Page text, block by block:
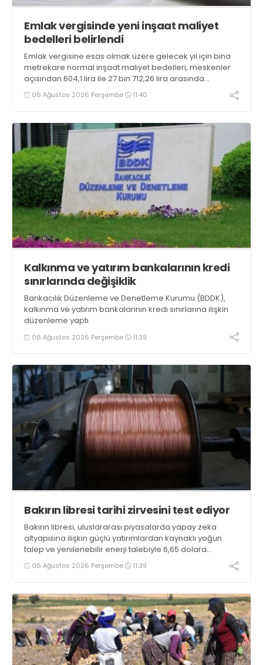
Emlak vergisinde yeni inşaat maliyet
bedelleri belirlendi
Emlak vergisine esas olmak üzere gelecek yıl için bina
metrekare normal inşaat maliyet bedelleri, meskenler
açısından 604,1 lira ile 27 bin 712,26 lira arasında
değişecek
06 Ağustos 2026 Perşembe 11:40
Kalkınma ve yatırım bankalarının kredi
sınırlarında değişiklik
Bankacılık Düzenleme ve Denetleme Kurumu (BDDK),
kalkınma ve yatırım bankalarının kredi sınırlarına ilişkin
düzenleme yaptı
06 Ağustos 2026 Perşembe 11:39
Bakırın libresi tarihi zirvesini test ediyor
Bakırın libresi, uluslararası piyasalarda yapay zeka
altyapısına ilişkin güçlü yatırımlardan kaynaklı yoğun
talep ve yenilenebilir enerji talebiyle 6,65 dolara
ulaşarak tarihi zirvesini test ediyor
06 Ağustos 2026 Perşembe 11:39